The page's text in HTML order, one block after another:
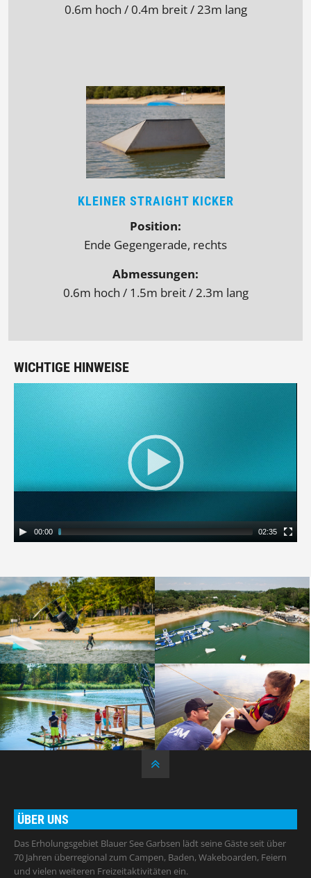
0.6m hoch / 0.4m breit / 23m lang
KLEINER STRAIGHT KICKER
Position:
Ende Gegengerade, rechts
Abmessungen:
0.6m hoch / 1.5m breit / 2.3m lang
WICHTIGE HINWEISE
Video
Player
00:00 02:35
ÜBER UNS
Das Erholungsgebiet Blauer See Garbsen lädt seine Gäste seit über
70 Jahren überregional zum Campen, Baden, Wakeboarden, Feiern
und vielen weiteren Freizeitaktivitäten ein.